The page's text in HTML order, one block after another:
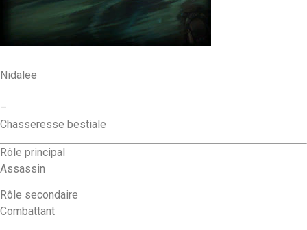
Nidalee
–
Chasseresse bestiale
Rôle principal
Assassin
Rôle secondaire
Combattant